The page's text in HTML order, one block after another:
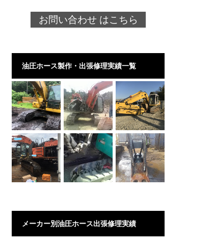
お問い合わせ はこちら
油圧ホース製作・出張修理実績一覧
メーカー別油圧ホース出張修理実績